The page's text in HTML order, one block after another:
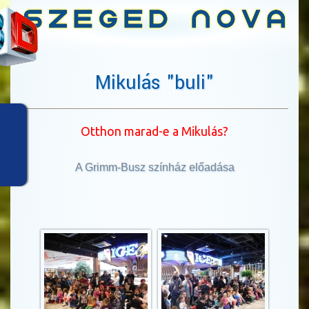
Mikulás "buli"
Otthon marad-e a Mikulás?
A Grimm-Busz színház előadása